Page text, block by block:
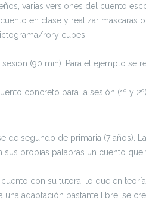
varias versiones del cuento
en clase y realizar máscaras o
rory cubes
sesión (90 min). Para el ejemplo se
concreto para la sesión (1º y 2º).
de segundo de primaria (7 años).
sus propias palabras un cuento
con su tutora, lo que en
una adaptación bastante libre, se